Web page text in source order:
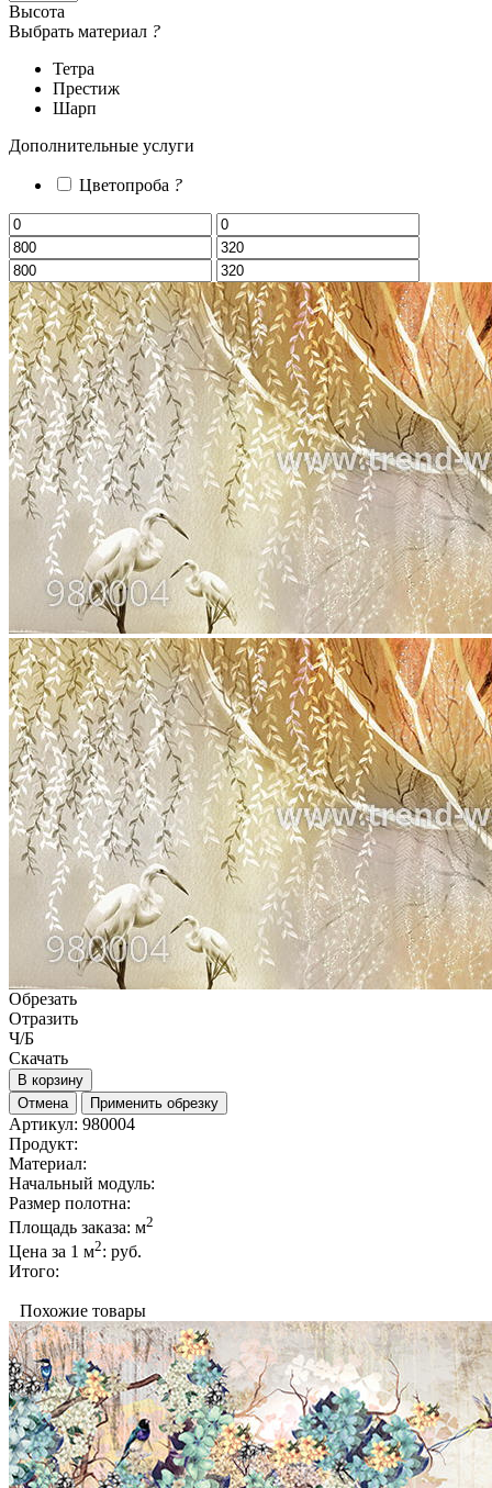
Высота
Выбрать материал ?
Тетра
Престиж
Шарп
Дополнительные услуги
Цветопроба ?
Обрезать
Отразить
Ч/Б
Скачать
В корзину
Отмена
Применить обрезку
Артикул: 980004
Продукт:
Материал:
Начальный модуль:
Размер полотна:
Площадь заказа: м2
Цена за 1 м2: руб.
Итого:
Похожие товары